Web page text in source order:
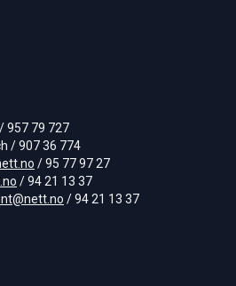
957 79 727
/ 907 36 774
/ 95 77 97 27
/ 94 21 13 37
/ 94 21 13 37